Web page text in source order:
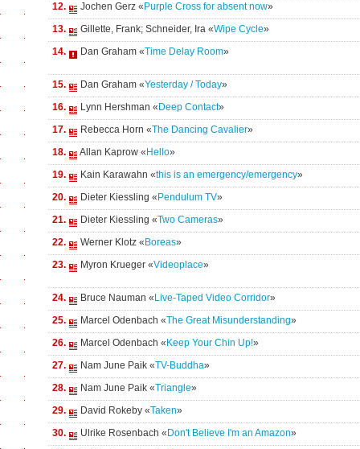
12.
Jochen Gerz « Purple Cross for absent now»
13.
Gillette, Frank; Schneider, Ira «Wipe Cycle»
14.
Dan Graham «Time Delay Room»
15. Dan Graham «Yesterday / Today»
16.
Lynn Hershman « Deep Contact»
17.
Rebecca Horn «The Dancing Cavalier»
18.
Allan Kaprow « Hello»
19.
Kain Karawahn «this is an emergency/emergency»
20.
Dieter Kiessling « Pendulum TV»
21.
Dieter Kiessling «Two Cameras»
22.
Werner Klotz « Boreas»
23.
Myron Krueger «Videoplace»
24. Bruce Nauman « Live-Taped Video Corridor»
25.
Marcel Odenbach «The Great Misunderstanding»
26.
Marcel Odenbach « Keep Your Chin Up!»
27.
Nam June Paik «TV-Buddha»
28.
Nam June Paik «Triangle»
29.
David Rokeby «Taken»
30.
Ulrike Rosenbach « Don't Believe I'm an Amazon»